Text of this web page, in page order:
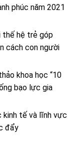
phúc năm 2021
thế hệ trẻ góp
cách con người
khoa học “10
bạo lực gia
kinh tế và lĩnh vực
đẩy